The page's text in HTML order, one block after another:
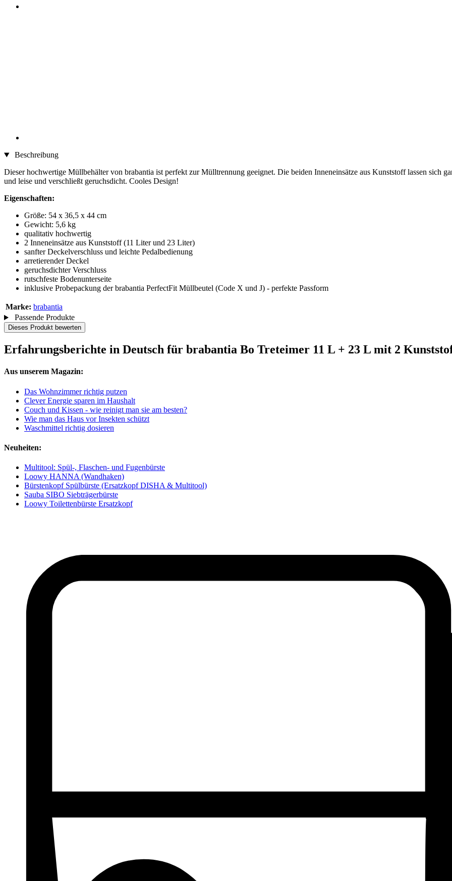
Beschreibung
Dieser hochwertige Müllbehälter von brabantia ist perfekt zur Mülltrennung geeignet. Die beiden Inneneinsätze aus Kunststoff lassen sich
und leise und verschließt geruchsdicht. Cooles Design!
Eigenschaften:
Größe: 54 x 36,5 x 44 cm
Gewicht: 5,6 kg
qualitativ hochwertig
2 Inneneinsätze aus Kunststoff (11 Liter und 23 Liter)
sanfter Deckelverschluss und leichte Pedalbedienung
arretierender Deckel
geruchsdichter Verschluss
rutschfeste Bodenunterseite
inklusive Probepackung der brabantia PerfectFit Müllbeutel (Code X und J) - perfekte Passform
Marke: brabantia
Passende Produkte
Dieses Produkt bewerten
Erfahrungsberichte in Deutsch für brabantia Bo Treteimer 11 L + 23 L mit 2
Aus unserem Magazin:
Das Wohnzimmer richtig putzen
Clever Energie sparen im Haushalt
Couch und Kissen - wie reinigt man sie am besten?
Wie man das Haus vor Insekten schützt
Waschmittel richtig dosieren
Neuheiten:
Multitool: Spül-, Flaschen- und Fugenbürste
Loowy HANNA (Wandhaken)
Bürstenkopf Spülbürste (Ersatzkopf DISHA & Multitool)
Sauba SIBO Siebträgerbürste
Loowy Toilettenbürste Ersatzkopf